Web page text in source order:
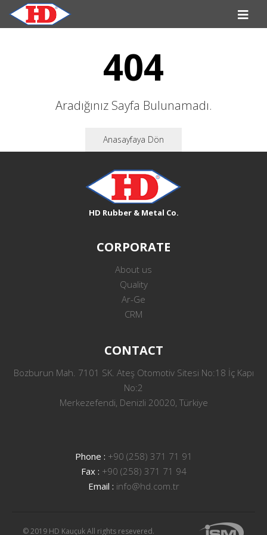
404
Aradığınız Sayfa Bulunamadı.
Anasayfaya Dön
HD Rubber & Metal Co.
CORPORATE
About us
Quality
Ar-Ge
CRM
CONTACT
Bozburun Mah. 7101 SK. Ateş Otomotiv Sitesi No:18 İç Kapı
No:2
Merkezefendi, Denizli 20020, Türkiye
Phone : +90 (258) 371 71 91
Fax : +90 (258) 371 71 94
Email : info@hd.com.tr
© 2019 HD Kauçuk All rights resevered.